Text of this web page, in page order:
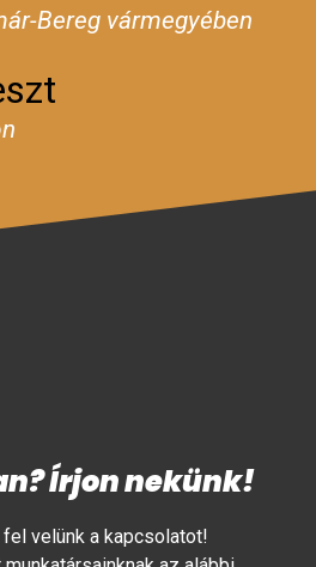
Bereg vármegyében
Írjon nekünk!
fel velünk a kapcsolatot!